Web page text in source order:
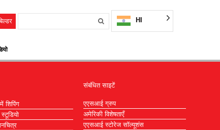
HI
शिपिंग
संबंधित साइटें
एएसआई ग्रुप
अमेरिकी विशेषताएँ
एएसआई स्टोरेज सॉल्यूशंस